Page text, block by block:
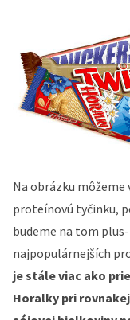
Na obrázku môžeme
proteínovú tyčinku,
budeme na tom
najpopulárnejších
je stále viac ako
Horalky pri